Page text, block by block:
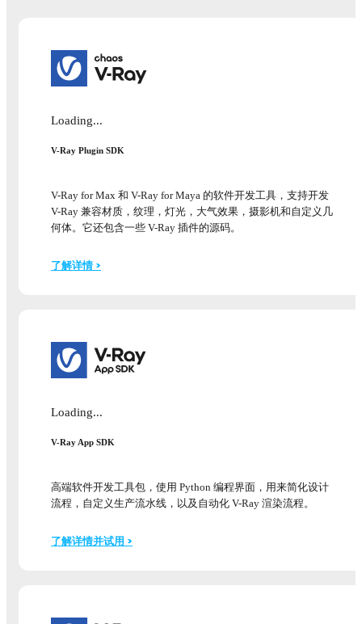
Loading...
V-Ray Plugin SDK
V-Ray for Max 和 V-Ray for Maya 的软件开发工具，支持开发
V-Ray 兼容材质，纹理，灯光，大气效果，摄影机和自定义几
何体。它还包含一些 V-Ray 插件的源码。
了解详情 >
Loading...
V-Ray App SDK
高端软件开发工具包，使用 Python 编程界面，用来简化设计
流程，自定义生产流水线，以及自动化 V-Ray 渲染流程。
了解详情并试用 >